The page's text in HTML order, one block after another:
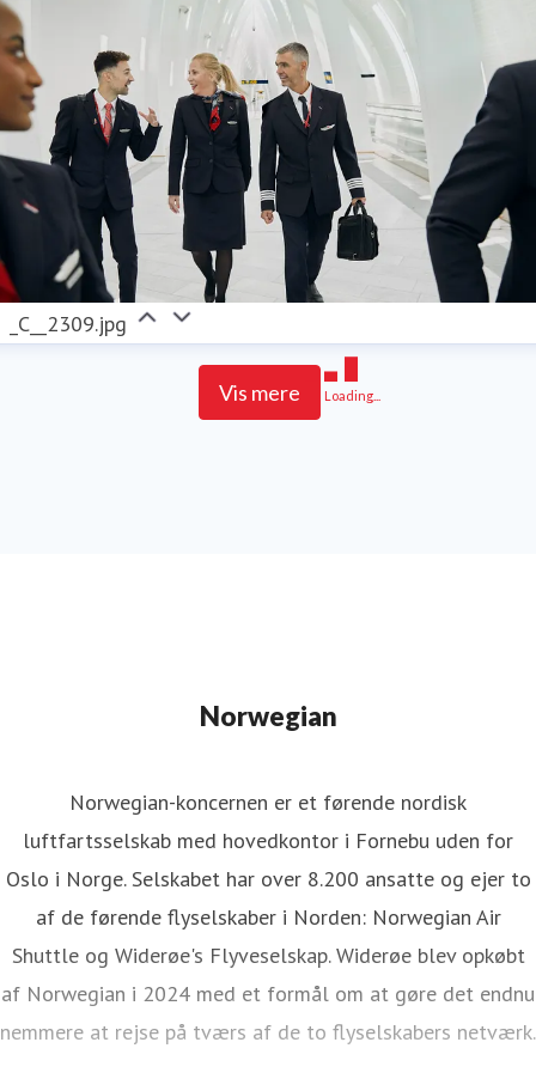
_C__2309.jpg
Vis mere Loading...
Norwegian
Norwegian-koncernen er et førende nordisk
luftfartsselskab med hovedkontor i Fornebu uden for
Oslo i Norge. Selskabet har over 8.200 ansatte og ejer to
af de førende flyselskaber i Norden: Norwegian Air
Shuttle og Widerøe's Flyveselskap. Widerøe blev opkøbt
af Norwegian i 2024 med et formål om at gøre det endnu
nemmere at rejse på tværs af de to flyselskabers netværk.